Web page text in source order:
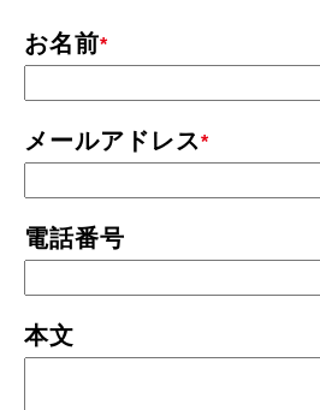
お名前*
メールアドレス*
電話番号
本文